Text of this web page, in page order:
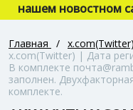
нашем новостном
Главная / x.com(Twitter)
x.com(Twitter) | Дата
В комплекте
заполнен.
комплекте.